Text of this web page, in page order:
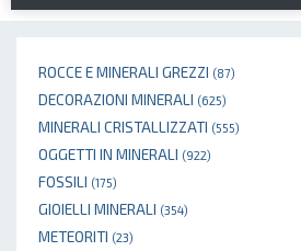
ROCCE E MINERALI GREZZI (87)
DECORAZIONI MINERALI (625)
MINERALI CRISTALLIZZATI (555)
OGGETTI IN MINERALI (922)
FOSSILI (175)
GIOIELLI MINERALI (354)
METEORITI (23)